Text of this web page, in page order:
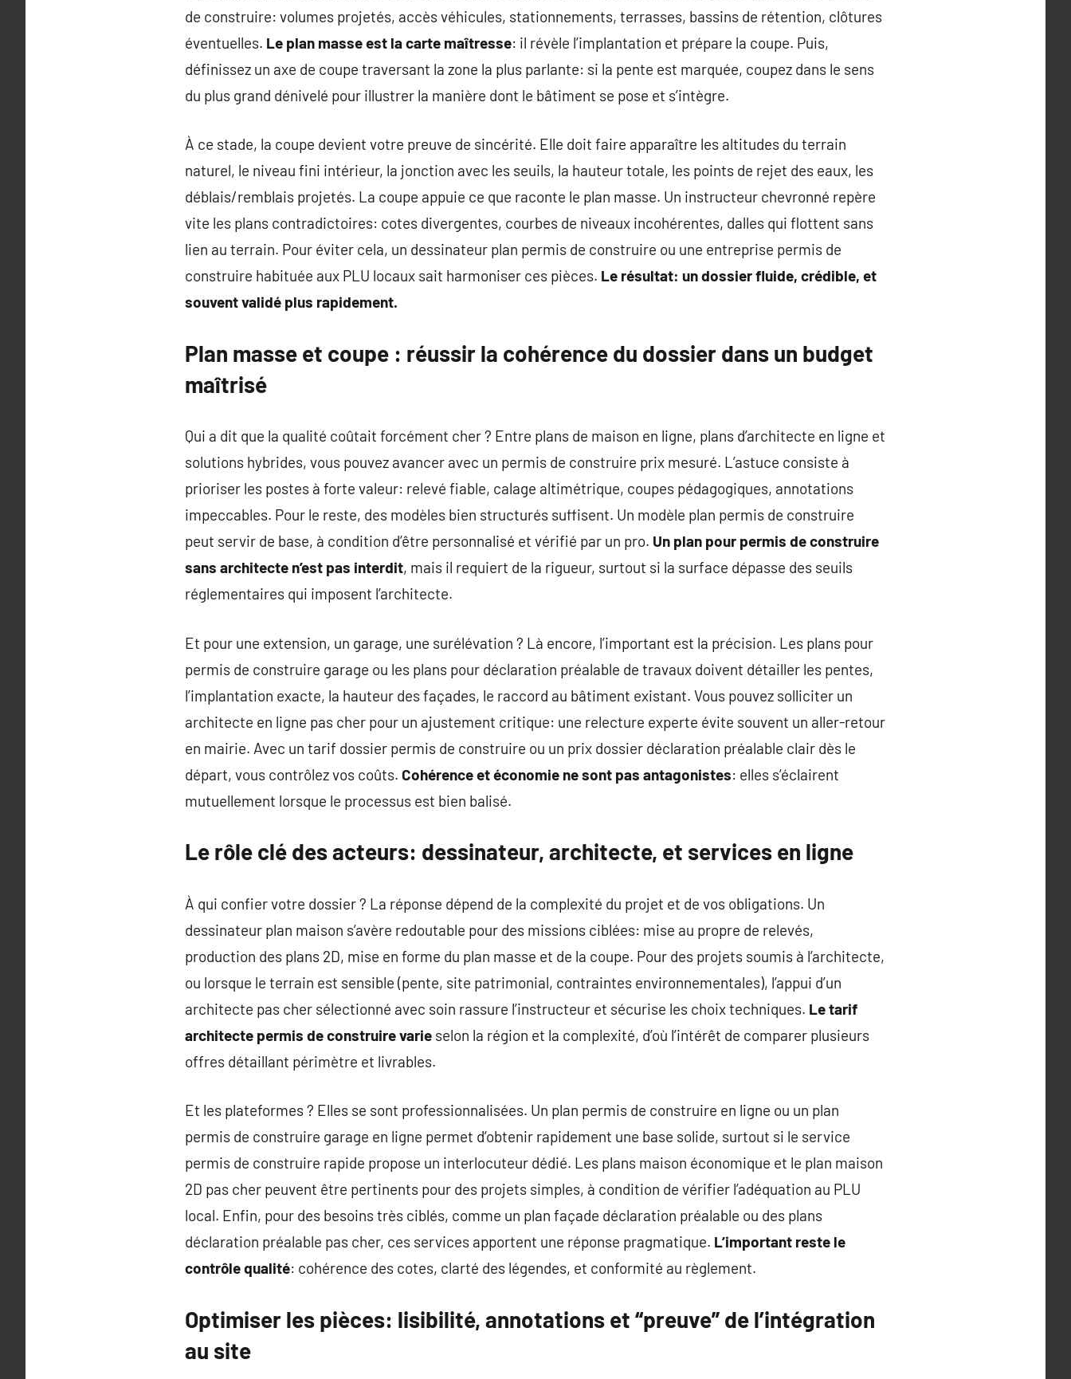
de construire: volumes projetés, accès véhicules, stationnements, terrasses, bassins de rétention, clôtures
éventuelles. Le plan masse est la carte maîtresse: il révèle l’implantation et prépare la coupe. Puis,
définissez un axe de coupe traversant la zone la plus parlante: si la pente est marquée, coupez dans le sens
du plus grand dénivelé pour illustrer la manière dont le bâtiment se pose et s’intègre.
À ce stade, la coupe devient votre preuve de sincérité. Elle doit faire apparaître les altitudes du terrain
naturel, le niveau fini intérieur, la jonction avec les seuils, la hauteur totale, les points de rejet des eaux, les
déblais/remblais projetés. La coupe appuie ce que raconte le plan masse. Un instructeur chevronné repère
vite les plans contradictoires: cotes divergentes, courbes de niveaux incohérentes, dalles qui flottent sans
lien au terrain. Pour éviter cela, un dessinateur plan permis de construire ou une entreprise permis de
construire habituée aux PLU locaux sait harmoniser ces pièces. Le résultat: un dossier fluide, crédible, et
souvent validé plus rapidement.
Plan masse et coupe : réussir la cohérence du dossier dans un budget
maîtrisé
Qui a dit que la qualité coûtait forcément cher ? Entre plans de maison en ligne, plans d’architecte en ligne et
solutions hybrides, vous pouvez avancer avec un permis de construire prix mesuré. L’astuce consiste à
prioriser les postes à forte valeur: relevé fiable, calage altimétrique, coupes pédagogiques, annotations
impeccables. Pour le reste, des modèles bien structurés suffisent. Un modèle plan permis de construire
peut servir de base, à condition d’être personnalisé et vérifié par un pro. Un plan pour permis de construire
sans architecte n’est pas interdit, mais il requiert de la rigueur, surtout si la surface dépasse des seuils
réglementaires qui imposent l’architecte.
Et pour une extension, un garage, une surélévation ? Là encore, l’important est la précision. Les plans pour
permis de construire garage ou les plans pour déclaration préalable de travaux doivent détailler les pentes,
l’implantation exacte, la hauteur des façades, le raccord au bâtiment existant. Vous pouvez solliciter un
architecte en ligne pas cher pour un ajustement critique: une relecture experte évite souvent un aller-retour
en mairie. Avec un tarif dossier permis de construire ou un prix dossier déclaration préalable clair dès le
départ, vous contrôlez vos coûts. Cohérence et économie ne sont pas antagonistes: elles s’éclairent
mutuellement lorsque le processus est bien balisé.
Le rôle clé des acteurs: dessinateur, architecte, et services en ligne
À qui confier votre dossier ? La réponse dépend de la complexité du projet et de vos obligations. Un
dessinateur plan maison s’avère redoutable pour des missions ciblées: mise au propre de relevés,
production des plans 2D, mise en forme du plan masse et de la coupe. Pour des projets soumis à l’architecte,
ou lorsque le terrain est sensible (pente, site patrimonial, contraintes environnementales), l’appui d’un
architecte pas cher sélectionné avec soin rassure l’instructeur et sécurise les choix techniques. Le tarif
architecte permis de construire varie selon la région et la complexité, d’où l’intérêt de comparer plusieurs
offres détaillant périmètre et livrables.
Et les plateformes ? Elles se sont professionnalisées. Un plan permis de construire en ligne ou un plan
permis de construire garage en ligne permet d’obtenir rapidement une base solide, surtout si le service
permis de construire rapide propose un interlocuteur dédié. Les plans maison économique et le plan maison
2D pas cher peuvent être pertinents pour des projets simples, à condition de vérifier l’adéquation au PLU
local. Enfin, pour des besoins très ciblés, comme un plan façade déclaration préalable ou des plans
déclaration préalable pas cher, ces services apportent une réponse pragmatique. L’important reste le
contrôle qualité: cohérence des cotes, clarté des légendes, et conformité au règlement.
Optimiser les pièces: lisibilité, annotations et “preuve” de l’intégration
au site